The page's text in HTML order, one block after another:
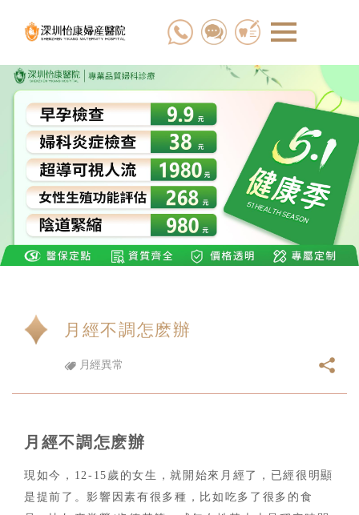
月經不調怎麽辦
月經異常
月經不調怎麽辦
現如今， 12-15歲的女生，就開始來月經了，已經很明顯
是提前了。影響因素有很多種，比如吃多了很多的食